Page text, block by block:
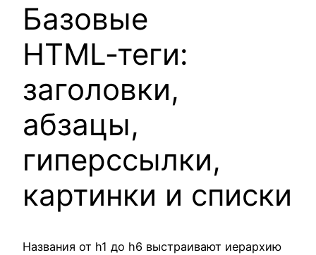
Базовые
HTML‑теги:
заголовки,
абзацы,
гиперссылки,
картинки и списки
Названия от h1 до h6 выстраивают иерархию